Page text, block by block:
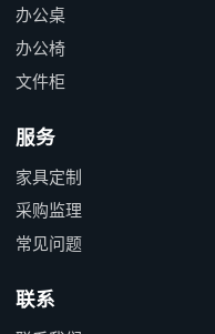
办公桌
办公椅
文件柜
服务
家具定制
采购监理
常见问题
联系